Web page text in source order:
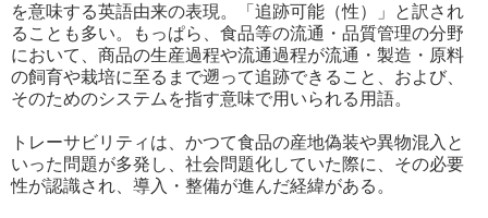
を意味する英語由来の表現。「追跡可能（性）」と訳され
ることも多い。もっぱら、食品等の流通・品質管理の分野
において、商品の生産過程や流通過程が流通・製造・原料
の飼育や栽培に至るまで遡って追跡できること、および、
そのためのシステムを指す意味で用いられる用語。
トレーサビリティは、かつて食品の産地偽装や異物混入と
いった問題が多発し、社会問題化していた際に、その必要
性が認識され、導入・整備が進んだ経緯がある。